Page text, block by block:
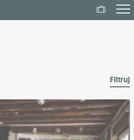
Filtruj